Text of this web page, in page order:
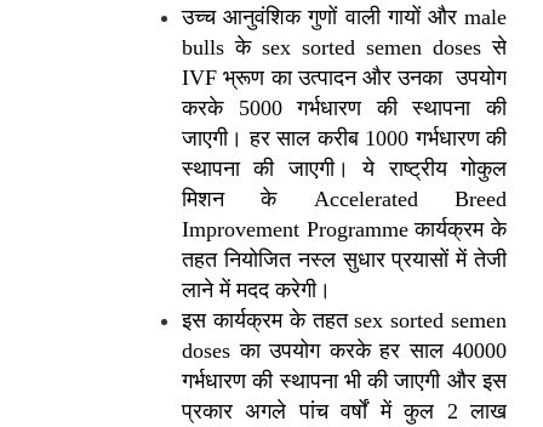
उच्च आनुवंशिक गुणों वाली गायों और male
bulls के sex sorted semen doses से
IVF भ्रूण का उत्पादन और उनका उपयोग
करके 5000 गर्भधारण की स्थापना की
जाएगी। हर साल करीब 1000 गर्भधारण की
स्थापना की जाएगी। ये राष्ट्रीय गोकुल
मिशन के Accelerated Breed
Improvement Programme कार्यक्रम के
तहत नियोजित नस्ल सुधार प्रयासों में तेजी
लाने में मदद करेगी।
इस कार्यक्रम के तहत sex sorted semen
doses का उपयोग करके हर साल 40000
गर्भधारण की स्थापना भी की जाएगी और इस
प्रकार अगले पांच वर्षों में कुल 2 लाख